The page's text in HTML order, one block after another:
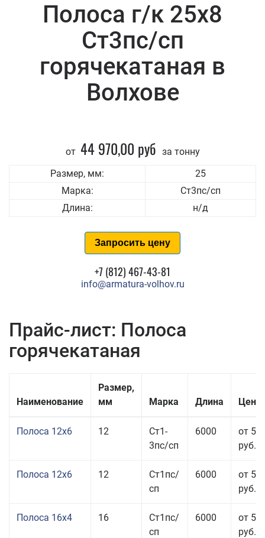
Полоса г/к 25x8
Ст3пс/сп
горячекатаная в
Волхове
от 44 970,00 руб за тонну
Размер, мм:
25
Марка:
Ст3пс/сп
Длина:
н/д
Запросить цену
+7 (812) 467-43-81
info@armatura-volhov.ru
Прайс-лист: Полоса
горячекатаная
Наименование
Размер,
мм
Марка Длина Цена
Полоса 12x6 12
Ст1-
3пс/сп
6000
от 53
руб.
Полоса 12x6 12
Ст1пс/
сп
6000
от 53
руб.
Полоса 16x4 16
Ст1пс/
сп
6000
от 53
руб.